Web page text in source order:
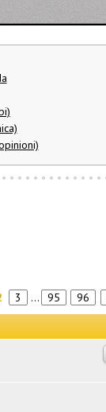
3 ... 95 96